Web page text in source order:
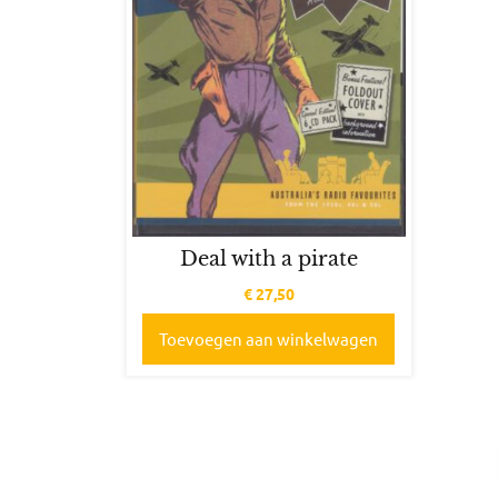
Deal with a pirate
€27,50
Toevoegen aan winkelwagen